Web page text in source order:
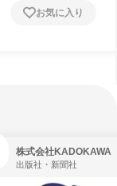
お気に入り
株式会社KADOKAWA
出版社・新聞社